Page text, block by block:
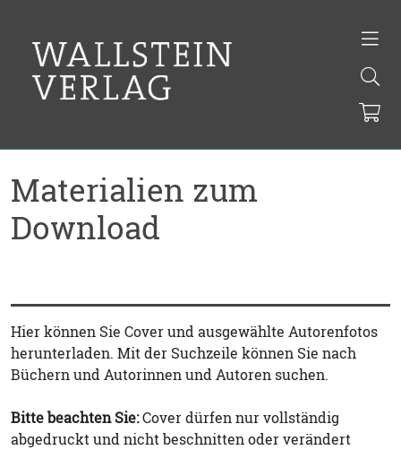
Materialien zum
Download
Hier können Sie Cover und ausgewählte Autorenfotos
herunterladen. Mit der Suchzeile können Sie nach
Büchern und Autorinnen und Autoren suchen.
Bitte beachten Sie:Cover dürfen nur vollständig
abgedruckt und nicht beschnitten oder verändert